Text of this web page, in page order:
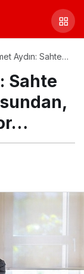
Aydın: Sahte
Sahte